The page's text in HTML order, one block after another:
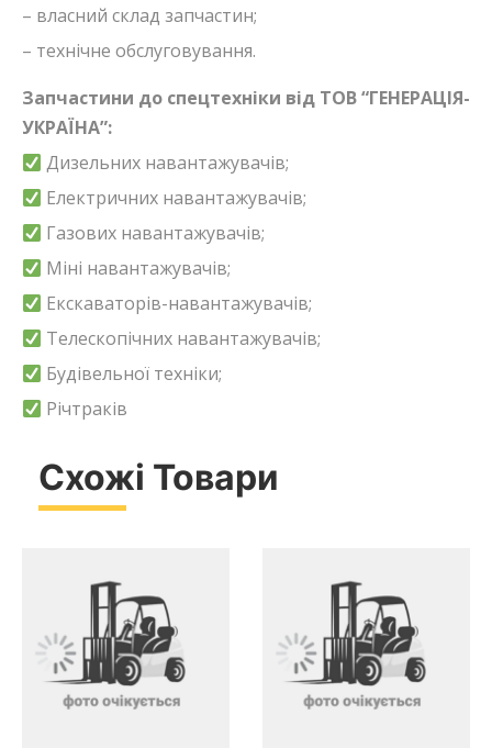
– власний склад запчастин;
– технічне обслуговування.
Запчастини до спецтехніки від ТОВ “ГЕНЕРАЦІЯ-
УКРАЇНА”:
Дизельних навантажувачів;
Електричних навантажувачів;
Газових навантажувачів;
Міні навантажувачів;
Екскаваторів-навантажувачів;
Телескопічних навантажувачів;
Будівельної техніки;
Річтраків
Схожі Товари